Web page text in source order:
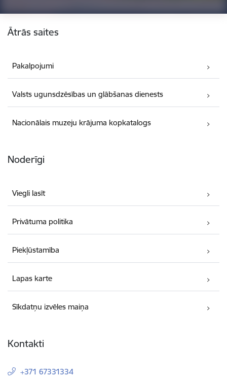
Ātrās saites
Pakalpojumi
Valsts ugunsdzēsības un glābšanas dienests
Nacionālais muzeju krājuma kopkatalogs
Noderīgi
Viegli lasīt
Privātuma politika
Piekļūstamība
Lapas karte
Sīkdatņu izvēles maiņa
Kontakti
+371 67331334